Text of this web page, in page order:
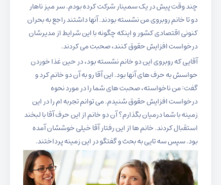
چند وقت پیش در یک سمینار شرکت کرده بودم. سر میز ناهار
دو تا خانم روبروی من نشسته بودند. آنها داشتند راجع به بحران
کنونی اقتصادی کشور و اینکه چگونه با این شرایط از مدیرشان
درخواست افزایش حقوق کنند، صحبت می کردند.
آقایی که روبروی این دو خانم نشسته بود، در حین غذا خوردن
حواسش به حرف های آنها بود. این آقا رو به آن دو خانم کرد و
گفت: من ناخواسته، صحبت های شما را در مورد نحوه
درخواست افزایش حقوق شنیدم. می توانم تجربه ام را در این
زمینه با شما درمیان بگذارم؟ آن دو خانم از این حرف آقا با لبخند
استقبال کردند. خانم ها از این رفتار آقا خیلی خوششان آمده
بود. سپس سه تایی به بحث و گفتگو در این زمینه پرداختند.